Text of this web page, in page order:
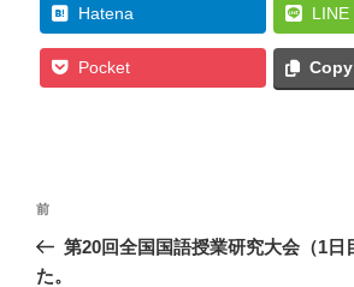
Hatena LINE
Pocket Copy
投
ナ
前
の
投
前
第20回全国国語授業研究大会（1日
た。